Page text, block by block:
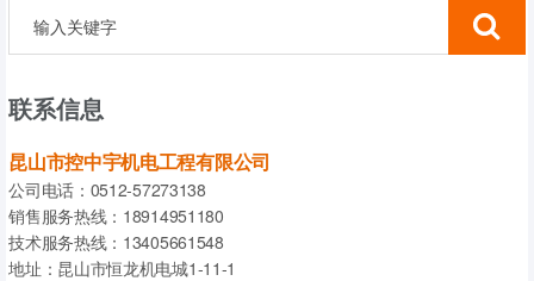
联系信息
昆山市控中宇机电工程有限公司
公司电话：0512-57273138
销售服务热线：18914951180
技术服务热线：13405661548
地址：昆山市恒龙机电城1-11-1